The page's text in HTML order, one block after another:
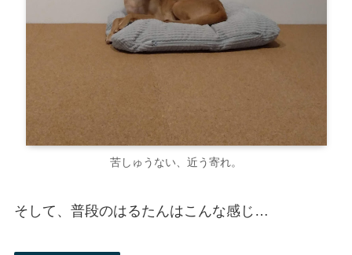
苦しゅうない、近う寄れ。
そして、普段のはるたんはこんな感じ…